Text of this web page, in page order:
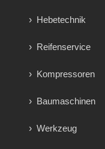
Hebetechnik
Reifenservice
Kompressoren
Baumaschinen
Werkzeug